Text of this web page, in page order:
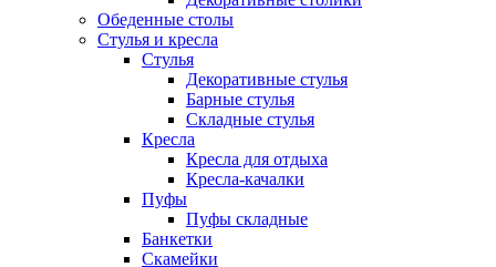
Обеденные столы
Стулья и кресла
Стулья
Декоративные стулья
Барные стулья
Складные стулья
Кресла
Кресла для отдыха
Кресла-качалки
Пуфы
Пуфы складные
Банкетки
Скамейки